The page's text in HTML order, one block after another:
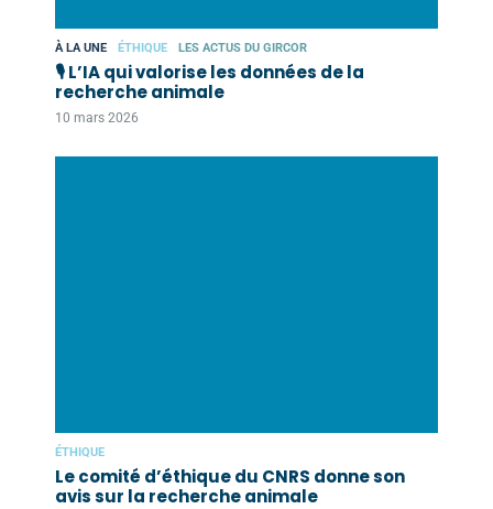
À LA UNE ÉTHIQUE LES ACTUS DU GIRCOR
🎙️ L’IA qui valorise les données de la
recherche animale
10 mars 2026
ÉTHIQUE
Le comité d’éthique du CNRS donne son
avis sur la recherche animale